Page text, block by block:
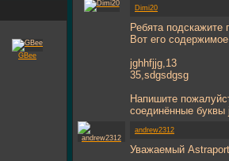
Dimi20
Ребята
Вот его содержимое
jghhfjjg,13
35,sdgsdgsg
Напишите
соединённые буквы
andrew2312
Уважаемый
GBee